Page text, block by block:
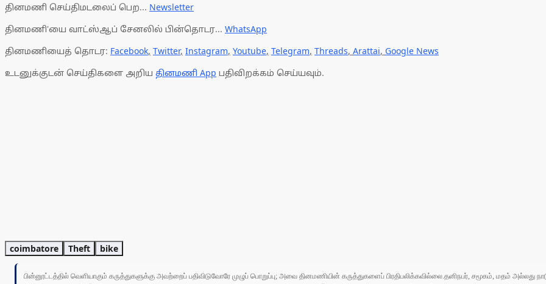
தினமணி செய்திமடலைப் பெற... Newsletter
தினமணி'யை வாட்ஸ்ஆப் சேனலில் பின்தொடர... WhatsApp
தினமணியைத் தொடர: Facebook, Twitter, Instagram, Youtube, Telegram, Threads, Arattai, Google News
உடனுக்குடன் செய்திகளை அறிய தினமணி App பதிவிறக்கம் செய்யவும்.
coimbatore Theft bike
பின்னூட்டத்தில் வெளியாகும் கருத்துகளுக்கு அவற்றைப் பதிவிடுவோரே முழுப் பொறுப்பு; அவை தினமணியின் கருத்துகளைப் பிரதிபலிக்கவில்லை.தனிநபர், சமூகம், மதம் அல்லது